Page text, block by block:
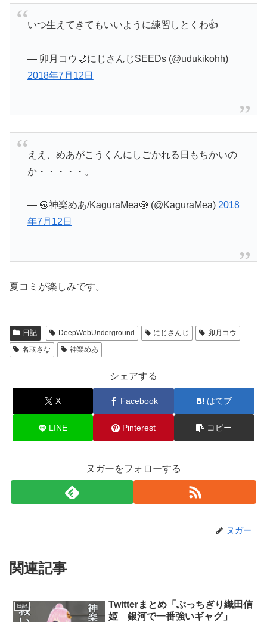
いつ生えてきてもいいように練習しとくわ👍
— 卯月コウ🌙にじさんじSEEDs (@udukikohh)
2018年7月12日
ええ、めあがこうくんにしごかれる日もちかいの
か・・・・・。
— 🍥神楽めあ/KaguraMea🍥 (@KaguraMea) 2018
年7月12日
夏コミが楽しみです。
日記 DeepWebUnderground にじさんじ
卯月コウ
名取さな
神楽めあ
シェアする
X Facebook はてブ
LINE Pinterest コピー
ヌガーをフォローする
ヌガー
関連記事
日記
Twitterまとめ「ぶっちぎり織田信
姫 銀河で一番強いギャグ」